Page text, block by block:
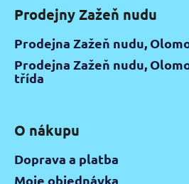
Prodejny Zažeň nudu
Prodejna Zažeň nudu,
Prodejna Zažeň nudu,
třída
O nákupu
Doprava a platba
Moje objednávka